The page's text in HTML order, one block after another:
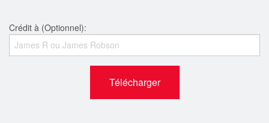
Crédit à (Optionnel):
Télécharger